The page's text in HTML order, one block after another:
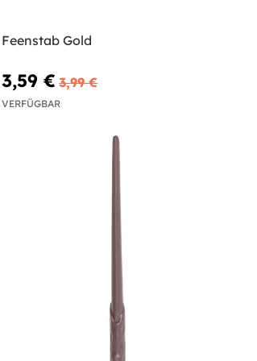
Feenstab Gold
3,59 € 3,99 €
VERFÜGBAR